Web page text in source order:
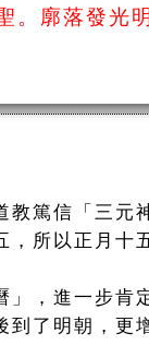
廓落發光
篤信「三元
所以正月十
，進一步肯
了明朝，更